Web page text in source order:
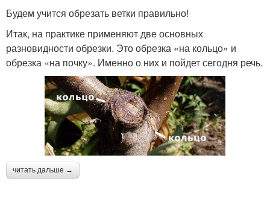
Будем учится обрезать ветки правильно!
Итак, на практике применяют две основных
разновидности обрезки. Это обрезка «на кольцо» и
обрезка «на почку». Именно о них и пойдет сегодня речь.
читать дальше →